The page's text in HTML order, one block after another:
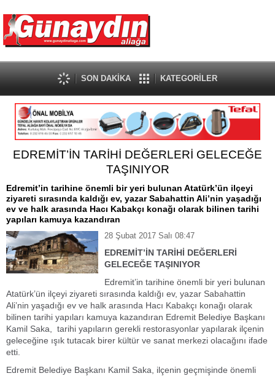
SON DAKİKA KATEGORİLER
EDREMİT’İN TARİHİ DEĞERLERİ GELECEĞE
TAŞINIYOR
Edremit’in tarihine önemli bir yeri bulunan Atatürk’ün ilçeyi
ziyareti sırasında kaldığı ev, yazar Sabahattin Ali’nin yaşadığı
ev ve halk arasında Hacı Kabakçı konağı olarak bilinen tarihi
yapıları kamuya kazandıran
28 Şubat 2017 Salı 08:47
EDREMİT’İN TARİHİ DEĞERLERİ
GELECEĞE TAŞINIYOR
Edremit’in tarihine önemli bir yeri bulunan
Atatürk’ün ilçeyi ziyareti sırasında kaldığı ev, yazar Sabahattin
Ali’nin yaşadığı ev ve halk arasında Hacı Kabakçı konağı olarak
bilinen tarihi yapıları kamuya kazandıran Edremit Belediye Başkanı
Kamil Saka, tarihi yapıların gerekli restorasyonlar yapılarak ilçenin
geleceğine ışık tutacak birer kültür ve sanat merkezi olacağını ifade
etti.
Edremit Belediye Başkanı Kamil Saka, ilçenin geçmişinde önemli